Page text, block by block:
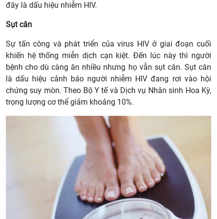
đây là dấu hiệu nhiễm HIV.
Sụt cân
Sự tấn công và phát triển của virus HIV ở giai đoạn cuối
khiến hệ thống miễn dịch cạn kiệt. Đến lúc này thì người
bệnh cho dù càng ăn nhiều nhưng họ vẫn sụt cân. Sụt cân
là dấu hiệu cảnh báo người nhiễm HIV đang rơi vào hội
chứng suy mòn. Theo Bộ Y tế và Dịch vụ Nhân sinh Hoa Kỳ,
trọng lượng cơ thể giảm khoảng 10%.